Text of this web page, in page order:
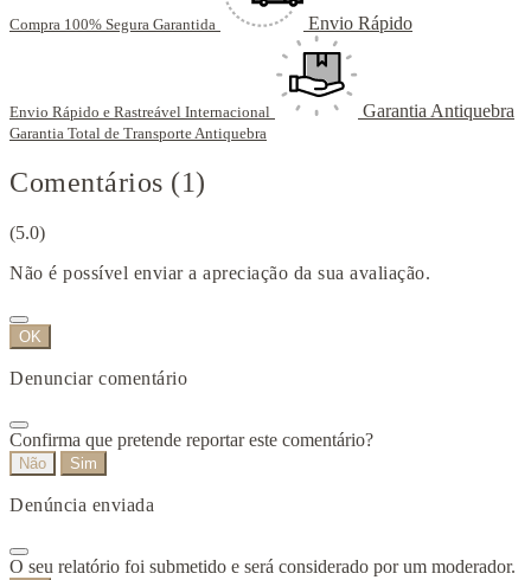
Compra 100% Segura Garantida Envio Rápido
Envio Rápido e Rastreável Internacional Garantia Antiquebra
Garantia Total de Transporte Antiquebra
Comentários (1)
(5.0)
Não é possível enviar a apreciação da sua avaliação.
OK
Denunciar comentário
Confirma que pretende reportar este comentário?
Não Sim
Denúncia enviada
O seu relatório foi submetido e será considerado por um moderador.